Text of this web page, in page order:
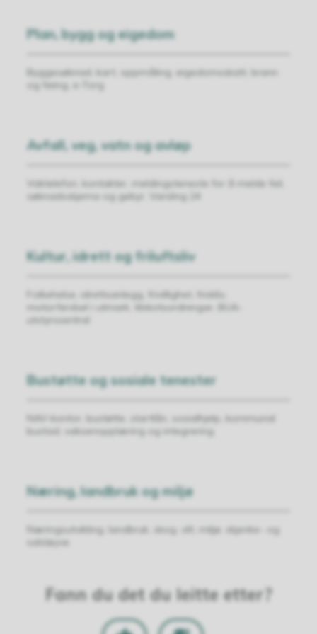
Plan, bygg og eigedom
Byggesøknad, kart, oppmåling, eigedomsskatt, brann
og feiing, e-Torg
Avfall, veg, vatn og avløp
Vaktelefon, kontakter, meldingsteneste for å melde feil,
søknadsskjema og gebyr, Varsling 24
Kultur, idrett og friluftsliv
Folkehelse, idrettsanlegg, frivillighet, friskliv,
motorferdsel i utmark, tilskotsordningar, BUA-
utstyrssentral
Bustøtte og sosiale tenester
NAV-kontor, bustøtte, startlån, sosialhjelp, kommunal
bustad, vaksenopplæring og integrering
Næring, landbruk og miljø
Næringsutvikling, landbruk, skog, vilt, miljø, skjenke- og
salsløyve.
Fann du det du leitte etter?